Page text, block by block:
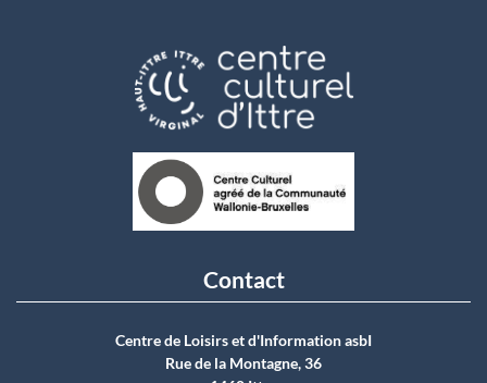
Contact
Centre de Loisirs et d'Information asbI
Rue de la Montagne, 36